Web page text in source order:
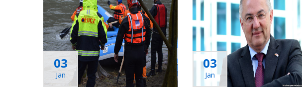
03
Jan
03
Jan